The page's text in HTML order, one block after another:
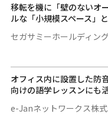
移転を機に「壁のないオ
ルな「小規模スペース」
セガサミーホールディン
オフィス内に設置した防
向けの語学レッスンにも
e-Janネットワークス株